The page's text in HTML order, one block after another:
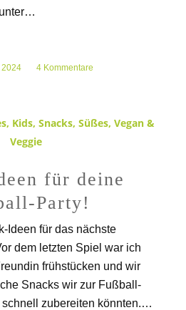
2024 4 Kommentare
, Kids, Snacks, Süßes, Vegan &
Veggie
für deine
Party!
Ideen für das nächste
dem letzten Spiel war ich
frühstücken und wir
Snacks wir zur Fußball-
schnell zubereiten könnten.…